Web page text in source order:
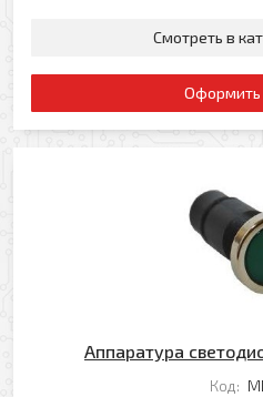
Смотреть в
Оформить
Аппаратура
Код: